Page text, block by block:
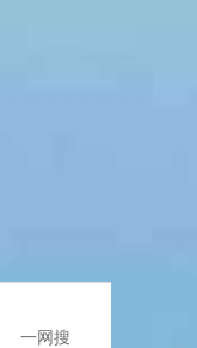
一网搜